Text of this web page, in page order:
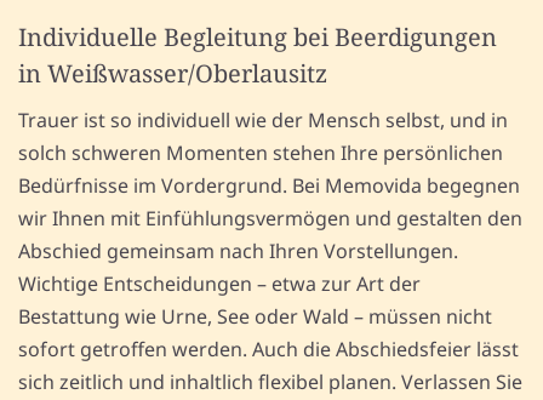
Individuelle Begleitung bei Beerdigungen
in Weißwasser/Oberlausitz
Trauer ist so individuell wie der Mensch selbst, und in
solch schweren Momenten stehen Ihre persönlichen
Bedürfnisse im Vordergrund. Bei Memovida begegnen
wir Ihnen mit Einfühlungsvermögen und gestalten den
Abschied gemeinsam nach Ihren Vorstellungen.
Wichtige Entscheidungen – etwa zur Art der
Bestattung wie Urne, See oder Wald – müssen nicht
sofort getroffen werden. Auch die Abschiedsfeier lässt
sich zeitlich und inhaltlich flexibel planen. Verlassen Sie